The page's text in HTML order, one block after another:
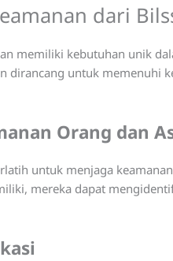
dari
memiliki kebutuhan unik
dirancang untuk memenuhi
Orang dan
untuk menjaga
mereka dapat